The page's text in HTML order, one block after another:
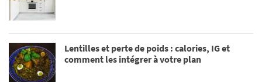
Lentilles et perte de poids : calories, IG et
comment les intégrer à votre plan